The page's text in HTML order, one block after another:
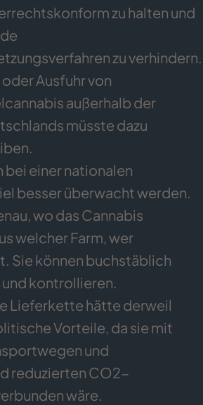
zu halten und
zu verhindern.
Ausfuhr von
außerhalb der
müsste dazu
bei einer nationalen
besser überwacht werden.
wo das Cannabis
welcher Farm, wer
Sie können buchstäblich
kontrollieren.
Lieferkette hätte derweil
Vorteile, da sie mit
und
reduzierten CO2-
wäre.